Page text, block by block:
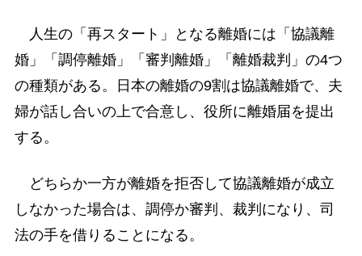
人生の「再スタート」となる離婚には「協議離
婚」「調停離婚」「審判離婚」「離婚裁判」の4つ
の種類がある。日本の離婚の9割は協議離婚で、夫
婦が話し合いの上で合意し、役所に離婚届を提出
する。
どちらか一方が離婚を拒否して協議離婚が成立
しなかった場合は、調停か審判、裁判になり、司
法の手を借りることになる。